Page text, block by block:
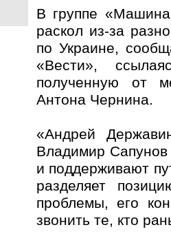
В группе
раскол из-за
по Украине,
«Вести»,
полученную от
Антона Чернина.
«Андрей
Владимир
и поддерживают
разделяет
проблемы, его
звонить те, кто